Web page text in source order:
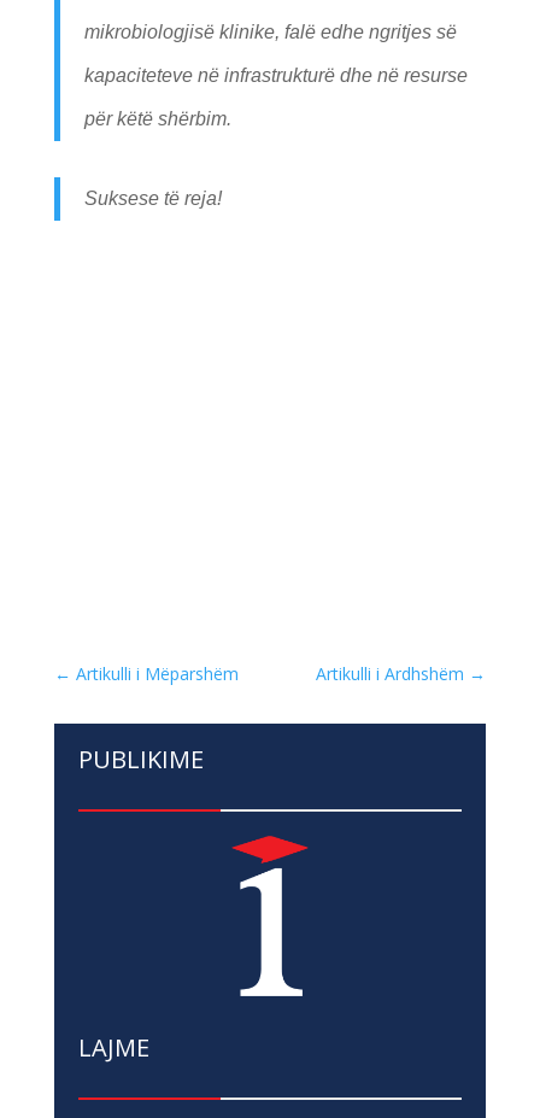
mikrobiologjisë klinike, falë edhe ngritjes së
kapaciteteve në infrastrukturë dhe në resurse
për këtë shërbim.
Suksese të reja!
← Artikulli i Mëparshëm Artikulli i Ardhshëm →
PUBLIKIME
LAJME